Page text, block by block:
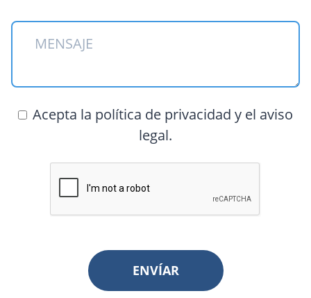
Acepta la política de privacidad y el aviso
legal.
ENVÍAR